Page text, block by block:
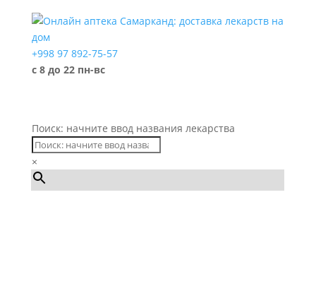
+998 97 892-75-57
с 8 до 22 пн-вс
Поиск: начните ввод названия лекарства
×